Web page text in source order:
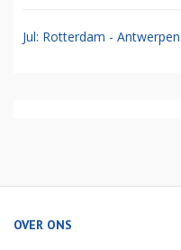
Jul: Rotterdam -
OVER ONS